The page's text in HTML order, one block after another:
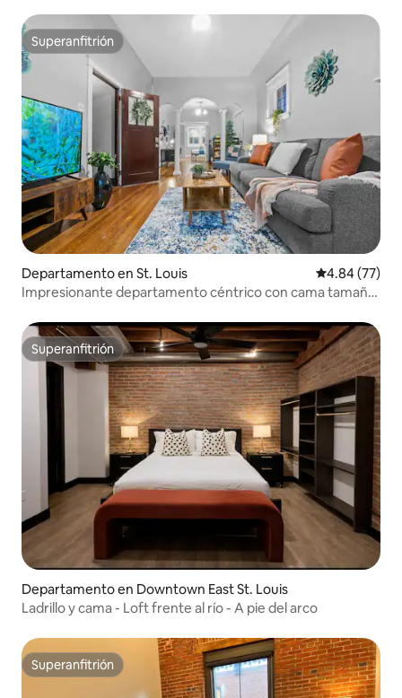
Superanfitrión
Superanfitrión
Departamento en St. Louis Calificación
4.84 (77)
Impresionante departamento céntrico con cama tamaño
Superanfitrión
Superanfitrión
Departamento en Downtown East St. Louis
Ladrillo y cama - Loft frente al río - A pie del arco
Superanfitrión
Superanfitrión